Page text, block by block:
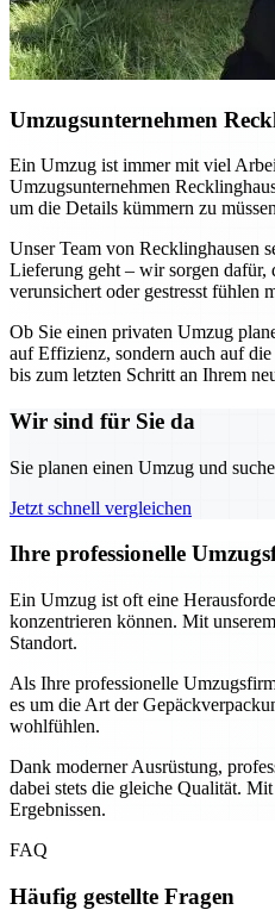
Umzugsunternehmen
Ein Umzug ist immer mit viel
Umzugsunternehmen
um die Details kümmern zu
Unser Team von Recklinghausen
Lieferung geht – wir sorgen dafür,
verunsichert oder gestresst fühlen
Ob Sie einen privaten Umzug
auf Effizienz, sondern auch auf
bis zum letzten Schritt an Ihrem
Wir sind für Sie da
Sie planen einen Umzug und
Jetzt schnell vergleichen
Ihre professionelle
Ein Umzug ist oft eine
konzentrieren können. Mit
Standort.
Als Ihre professionelle
es um die Art der
wohlfühlen.
Dank moderner Ausrüstung,
dabei stets die gleiche Qualität.
Ergebnissen.
FAQ
Häufig gestellte Fragen